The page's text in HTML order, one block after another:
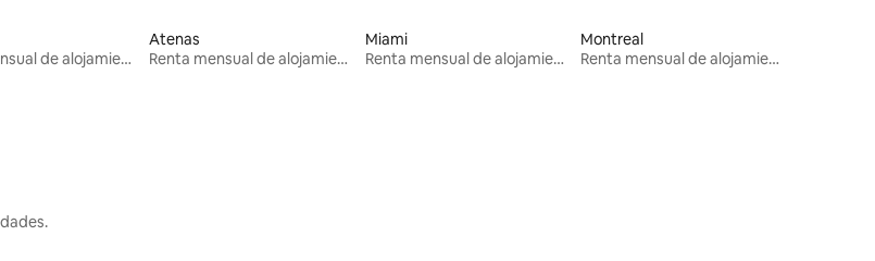
Renta mensual de alojamientos
Atenas
Renta mensual de alojamientos
Miami
Renta mensual de alojamientos
Montreal
Renta mensual de alojamientos